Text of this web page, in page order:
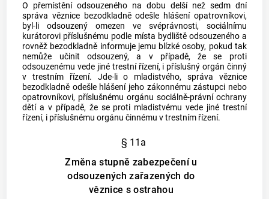
O přemístění odsouzeného na dobu delší než sedm dní
správa věznice bezodkladně odešle hlášení opatrovníkovi,
byl-li odsouzený omezen ve svéprávnosti, sociálnímu
kurátorovi příslušnému podle místa bydliště odsouzeného a
rovněž bezodkladně informuje jemu blízké osoby, pokud tak
nemůže učinit odsouzený, a v případě, že se proti
odsouzenému vede jiné trestní řízení, i příslušný orgán činný
v trestním řízení. Jde-li o mladistvého, správa věznice
bezodkladně odešle hlášení jeho zákonnému zástupci nebo
opatrovníkovi, příslušnému orgánu sociálně-právní ochrany
dětí a v případě, že se proti mladistvému vede jiné trestní
řízení, i příslušnému orgánu činnému vtrestním řízení.
§ 11a
Změna stupně zabezpečení u
odsouzených zařazených do
věznice s ostrahou